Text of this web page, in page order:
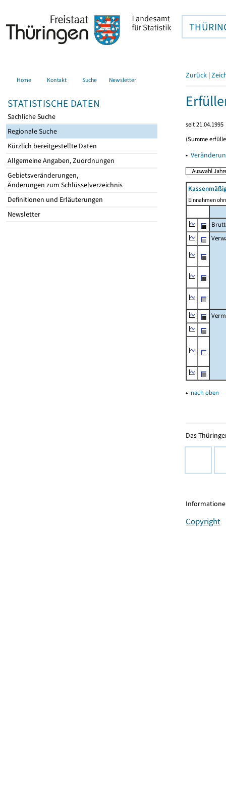
Home Kontakt Suche Newsletter
STATISTISCHE DATEN
Sachliche Suche
Regionale Suche
Kürzlich bereitgestellte Daten
Allgemeine Angaben, Zuordnungen
Gebietsveränderungen,
Änderungen zum Schlüsselverzeichnis
Definitionen und Erläuterungen
Newsletter
Zurück |
seit 21.04.1995
(Summe
▸
Einnahmen
▴ nach oben
Das
Copyright